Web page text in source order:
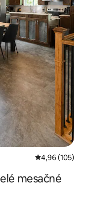
Priemerné
4,96 (105)
mesačné